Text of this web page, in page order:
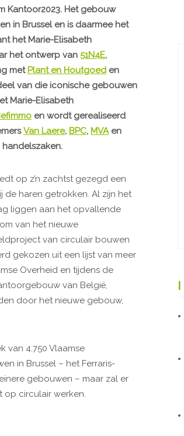
Kantoor2023. Het gebouw
in Brussel en is daarmee het
het Marie-Elisabeth
het ontwerp van 51N4E,
met Plant en Houtgoed en
van die iconische gebouwen
Marie-Elisabeth
en wordt gerealiseerd
Van Laere, BPC, MVAen
op z’n zachtst gezegd een
de haren getrokken. Al zijn het
liggen aan het opvallende
van het nieuwe
van circulair bouwen
gekozen uit een lijst van meer
Overheid en tijdens de
van België,
door het nieuwe gebouw,
van 4.750 Vlaamse
in Brussel – het Ferraris-
gebouwen – maar zal er
op circulair werken.